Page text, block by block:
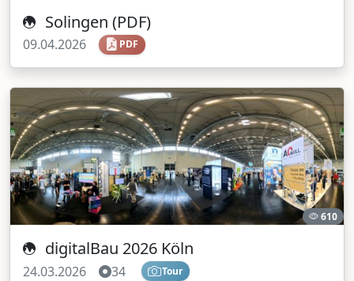
Solingen (PDF)
09.04.2026 PDF
610
digitalBau 2026 Köln
24.03.2026 34 Tour